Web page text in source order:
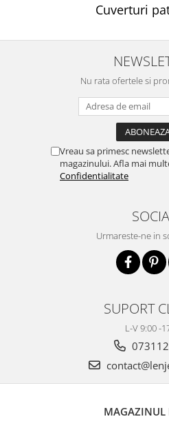
Cuverturi
Nu rata ofertele si
Vreau sa primesc
magazinului. Afla mai
Confidentialitate
Urmareste-ne in
SUPORT
L-V 9:00 -
MAGAZINUL